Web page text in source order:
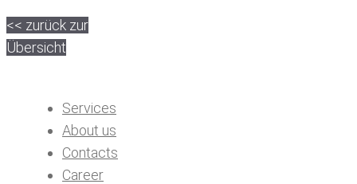
<< zurück zur
Übersicht
Services
About us
Contacts
Career